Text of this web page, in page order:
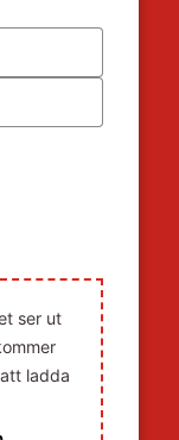
ser ut
ladda